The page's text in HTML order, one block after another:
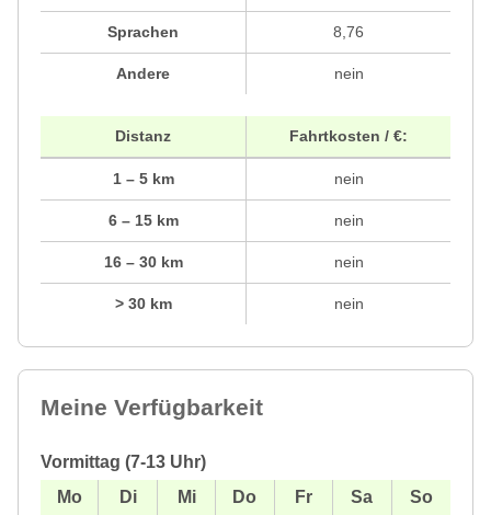
Sprachen
Andere
8,76
nein
Distanz
1 – 5 km
6 – 15 km
16 – 30 km
> 30 km
Fahrtkosten / €:
nein
nein
nein
nein
Meine Verfügbarkeit
Vormittag (7-13 Uhr)